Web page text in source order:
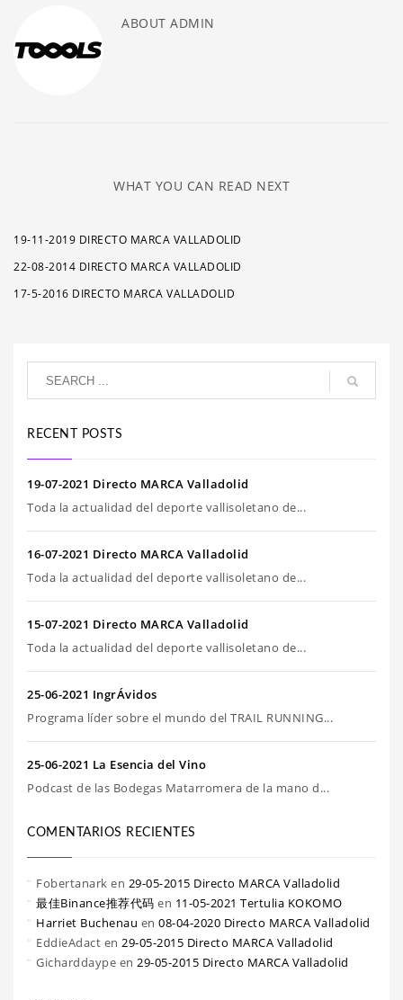
ABOUT ADMIN
WHAT YOU CAN READ NEXT
19-11-2019 DIRECTO MARCA VALLADOLID
22-08-2014 DIRECTO MARCA VALLADOLID
17-5-2016 DIRECTO MARCA VALLADOLID
RECENT POSTS
19-07-2021 Directo MARCA Valladolid
Toda la actualidad del deporte vallisoletano de...
16-07-2021 Directo MARCA Valladolid
Toda la actualidad del deporte vallisoletano de...
15-07-2021 Directo MARCA Valladolid
Toda la actualidad del deporte vallisoletano de...
25-06-2021 IngrÁvidos
Programa líder sobre el mundo del TRAIL RUNNING...
25-06-2021 La Esencia del Vino
Podcast de las Bodegas Matarromera de la mano d...
COMENTARIOS RECIENTES
Fobertanark en 29-05-2015 Directo MARCA Valladolid
最佳Binance推荐代码 en 11-05-2021 Tertulia KOKOMO
Harriet Buchenau en 08-04-2020 Directo MARCA Valladolid
EddieAdact en 29-05-2015 Directo MARCA Valladolid
Gicharddaype en 29-05-2015 Directo MARCA Valladolid